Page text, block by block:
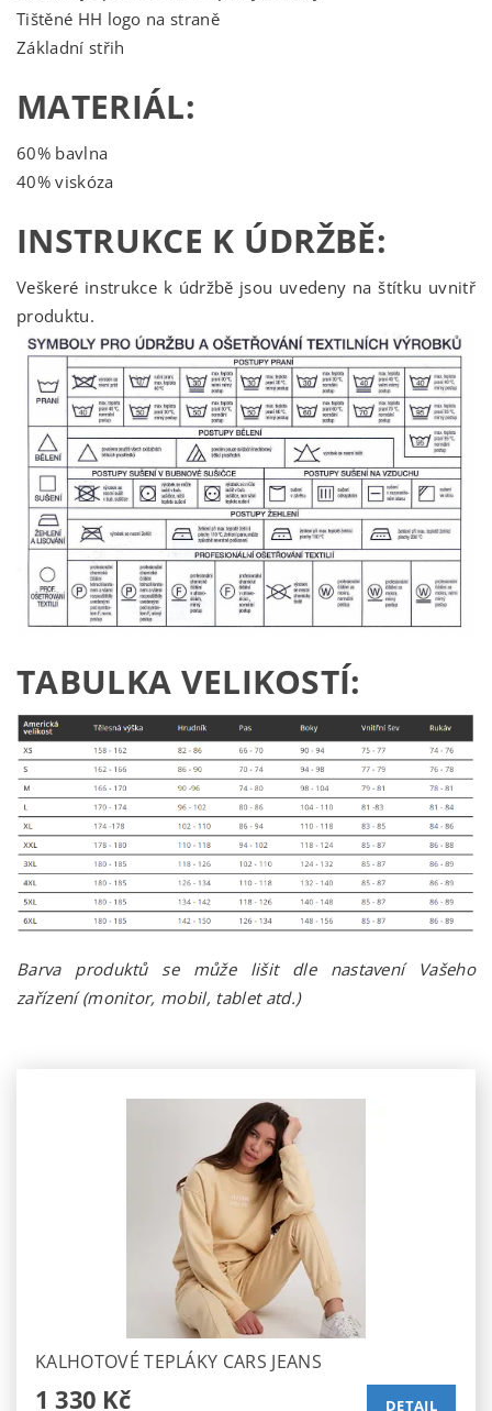
Tištěné HH logo na straně
Základní střih
MATERIÁL:
60% bavlna
40% viskóza
INSTRUKCE K ÚDRŽBĚ:
Veškeré instrukce k údržbě jsou uvedeny na štítku uvnitř
produktu.
TABULKA VELIKOSTÍ:
Barva produktů se může lišit dle nastavení Vašeho
zařízení (monitor, mobil, tablet atd.)
KALHOTOVÉ TEPLÁKY CARS JEANS
1 330 Kč DETAIL